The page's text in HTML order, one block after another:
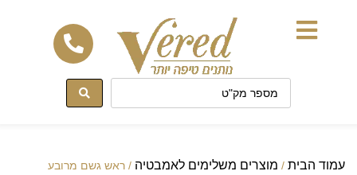
עמוד הבית / מוצרים משלימים לאמבטיה / ראש גשם מרובע